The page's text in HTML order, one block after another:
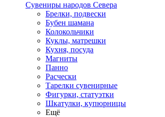
Сувениры народов Севера
Брелки, подвески
Бубен шамана
Колокольчики
Куклы, матрешки
Кухня, посуда
Магниты
Панно
Расчески
Тарелки сувенирные
Фигурки, статуэтки
Шкатулки, купюрницы
Ещё